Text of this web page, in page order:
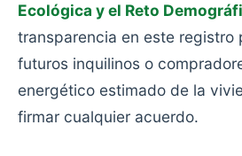
Ecológica y el Reto
transparencia en este registro
futuros inquilinos o
energético estimado de la
firmar cualquier acuerdo.